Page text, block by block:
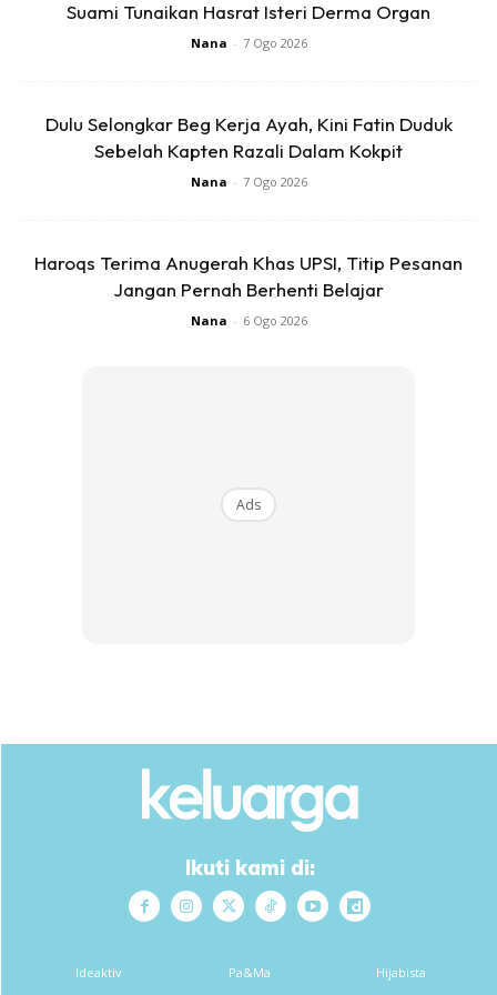
dengan ikatan pernikahan. Dalam majlis pernikahan ahad
lalu, Bella menerima mas kahwin sebanyak RM1000
Suami Tunaikan Hasrat Isteri Derma Organ
Nana - 7 Ogo 2026
Dulu Selongkar Beg Kerja Ayah, Kini Fatin Duduk
Sebelah Kapten Razali Dalam Kokpit
Nana - 7 Ogo 2026
Haroqs Terima Anugerah Khas UPSI, Titip Pesanan
Jangan Pernah Berhenti Belajar
Nana - 6 Ogo 2026
Ads
Ikuti kami di:
Ideaktiv Pa&Ma Hijabista